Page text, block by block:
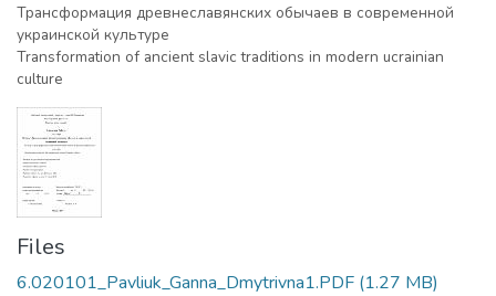
Трансформация древнеславянских обычаев в современной
украинской культуре
Transformation of ancient slavic traditions in modern ucrainian
culture
Files
6.020101_Pavliuk_Ganna_Dmytrivna1.PDF (1.27 MB)